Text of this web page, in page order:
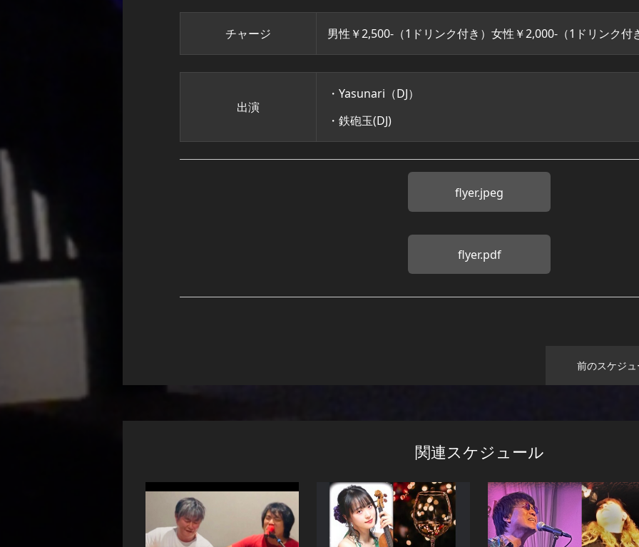
チャージ 男性￥2,500-（1ドリンク付き）女性￥2,000-（1ドリンク付
出演
・Yasunari（DJ）
・鉄砲玉(DJ)
flyer.jpeg
flyer.pdf
前のスケジ
関連スケジュール